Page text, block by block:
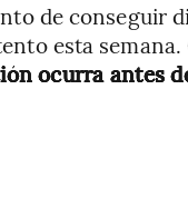
de conseguir
esta
ocurra antes